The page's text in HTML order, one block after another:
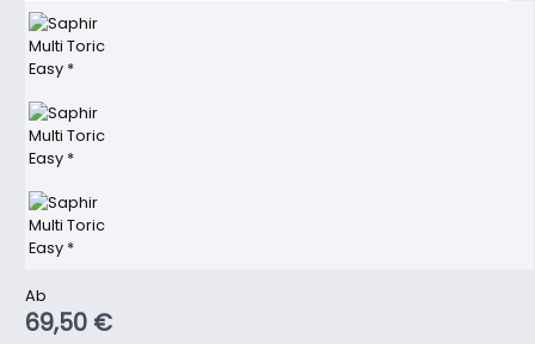
Ab
69,50 €